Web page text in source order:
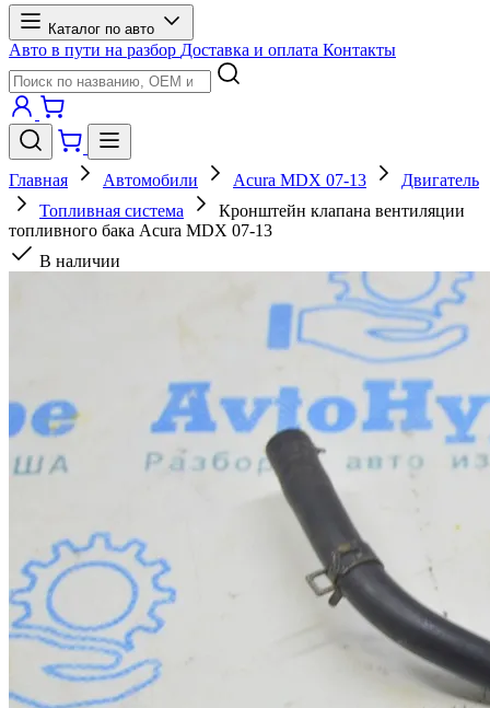
Каталог по авто
Авто в пути на разбор Доставка и оплата Контакты
Главная Автомобили Acura MDX 07-13
Двигатель
Топливная система
Кронштейн клапана вентиляции
топливного бака Acura MDX 07-13
В наличии